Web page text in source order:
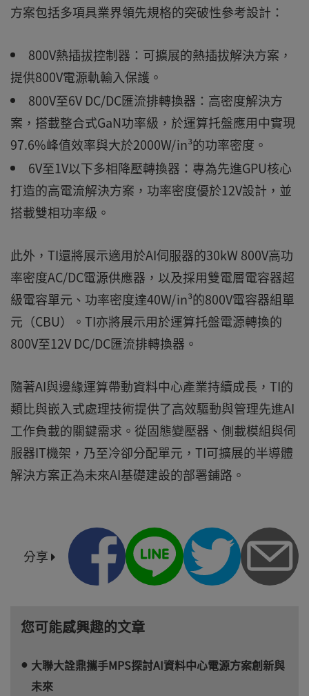
方案包括多項具業界領先規格的突破性參考設計：
800V熱插拔控制器：可擴展的熱插拔解決方案，
提供800V電源軌輸入保護。
800V至6V DC/DC匯流排轉換器：高密度解決方
案，搭載整合式GaN功率級，於運算托盤應用中實現
97.6%峰值效率與大於2000W/in³的功率密度。
6V至1V以下多相降壓轉換器：專為先進GPU核心
打造的高電流解決方案，功率密度優於12V設計，並
搭載雙相功率級。
此外，TI還將展示適用於AI伺服器的30kW 800V高功
率密度AC/DC電源供應器，以及採用雙電層電容器超
級電容單元、功率密度達40W/in³的800V電容器組單
元（CBU）。TI亦將展示用於運算托盤電源轉換的
800V至12V DC/DC匯流排轉換器。
隨著AI與邊緣運算帶動資料中心產業持續成長，TI的
類比與嵌入式處理技術提供了高效驅動與管理先進AI
工作負載的關鍵需求。從固態變壓器、側載模組與伺
服器IT機架，乃至冷卻分配單元，TI可擴展的半導體
解決方案正為未來AI基礎建設的部署鋪路。
分享
您可能感興趣的文章
大聯大詮鼎攜手MPS探討AI資料中心電源方案創新與
未來